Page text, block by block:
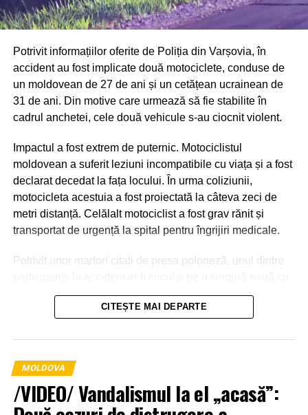
Potrivit informațiilor oferite de Poliția din Varșovia, în
accident au fost implicate două motociclete, conduse de
un moldovean de 27 de ani și un cetățean ucrainean de
31 de ani. Din motive care urmează să fie stabilite în
cadrul anchetei, cele două vehicule s-au ciocnit violent.
Impactul a fost extrem de puternic. Motociclistul
moldovean a suferit leziuni incompatibile cu viața și a fost
declarat decedat la fața locului. În urma coliziunii,
motocicleta acestuia a fost proiectată la câteva zeci de
metri distanță. Celălalt motociclist a fost grav rănit și
transportat de urgență la spital pentru îngrijiri medicale.
Potrivit unor martori citați de presa poloneză, unul dintre
puțin timp înainte de impact. Deocamdată, această
informație nu a fost confirmată oficial și face parte din
CITEȘTE MAI DEPARTE
MOLDOVA
/VIDEO/ Vandalismul la el „acasă”: